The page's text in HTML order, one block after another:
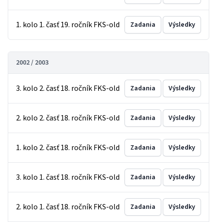
1. kolo 1. časť 19. ročník FKS-old Zadania Výsledky
2002 / 2003
3. kolo 2. časť 18. ročník FKS-old Zadania Výsledky
2. kolo 2. časť 18. ročník FKS-old Zadania Výsledky
1. kolo 2. časť 18. ročník FKS-old Zadania Výsledky
3. kolo 1. časť 18. ročník FKS-old Zadania Výsledky
2. kolo 1. časť 18. ročník FKS-old Zadania Výsledky